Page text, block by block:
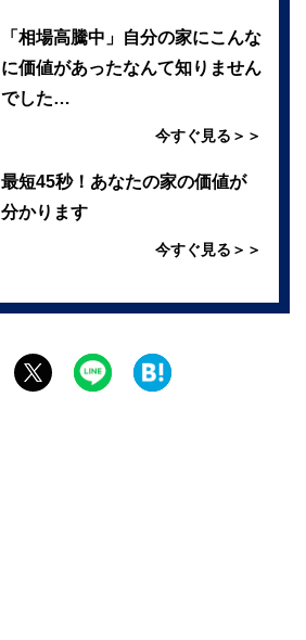
「相場高騰中」自分の家にこんな
に価値があったなんて知りません
でした…
今すぐ見る＞＞
最短45秒！あなたの家の価値が
分かります
今すぐ見る＞＞